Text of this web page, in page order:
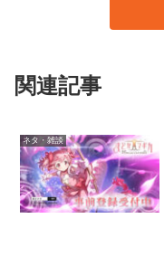
関連記事
ネタ・雑談